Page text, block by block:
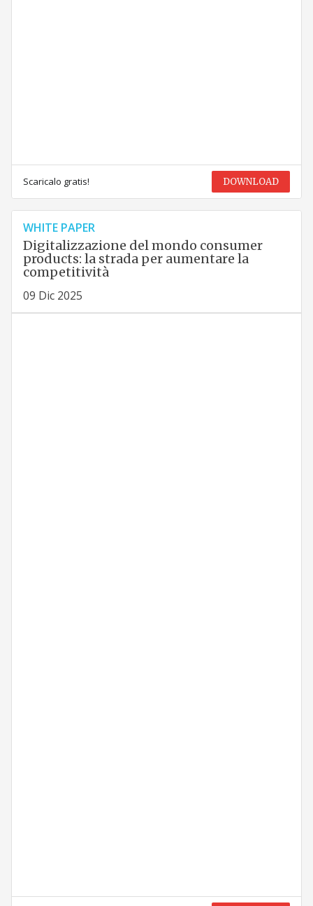
Scaricalo gratis! DOWNLOAD
WHITE PAPER
Digitalizzazione del mondo consumer
products: la strada per aumentare la
competitività
09 Dic 2025